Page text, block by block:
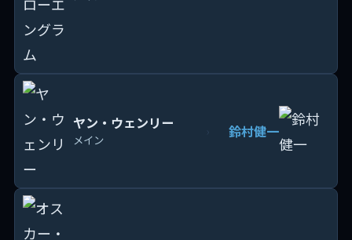
ヤン・ウェンリー
メイン 鈴村健一